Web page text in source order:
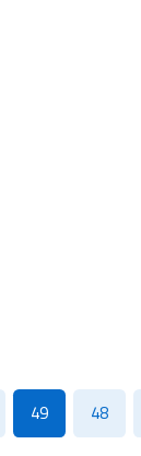
48
49